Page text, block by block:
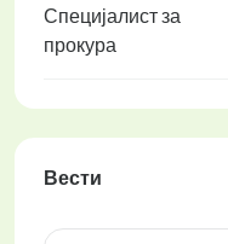
Специјалист за
прокура
Вести